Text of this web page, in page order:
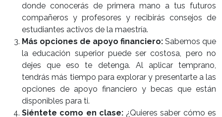
donde conocerás de primera mano a tus futuros
compañeros y profesores y recibirás consejos de
estudiantes activos de la maestría.
Más opciones de apoyo financiero: Sabemos que
la educación superior puede ser costosa, pero no
dejes que eso te detenga. Al aplicar temprano,
tendrás más tiempo para explorar y presentarte a las
opciones de apoyo financiero y becas que están
disponibles para ti.
Siéntete como en clase:¿Quieres saber cómo es